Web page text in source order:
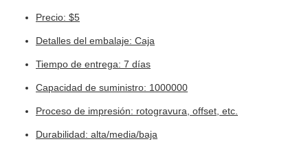
Precio: $5
Detalles del embalaje: Caja
Tiempo de entrega: 7 días
Capacidad de suministro: 1000000
Proceso de impresión: rotogravura, offset, etc.
Durabilidad: alta/media/baja